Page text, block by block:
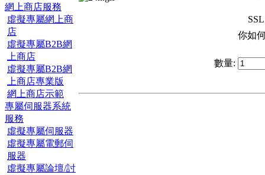
網上商店服務
虛擬專屬網上商
店
虛擬專屬B2B網
上商店
虛擬專屬B2B網
上商店專業版
網上商店示範
專屬伺服器系統
服務
虛擬專屬伺服器
虛擬專屬電郵伺
服器
虛擬專屬論壇/討
你如
數量: